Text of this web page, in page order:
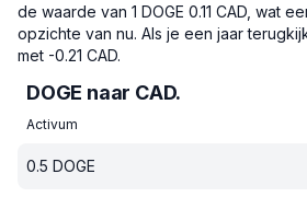
de waarde van 1 DOGE 0.11 CAD, wat
opzichte van nu. Als je een jaar
met -0.21 CAD.
DOGE naar CAD.
Activum
0.5 DOGE